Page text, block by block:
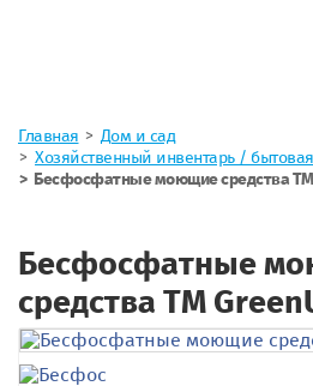
Главная
Дом и сад
Хозяйственный инвентарь /
Бесфосфатные моющие средства
Бесфосфатные
средства ТМ